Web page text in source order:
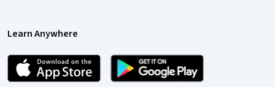
Learn Anywhere